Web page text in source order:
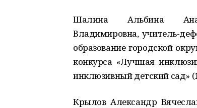
Шалина Альбина
Владимировна, учитель-
образование городской
конкурса «Лучшая
инклюзивный детский сад»
Крылов Александр